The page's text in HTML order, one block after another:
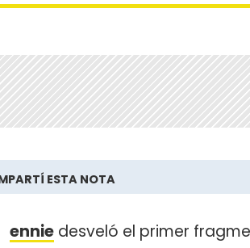
ESTA NOTA
ennie desveló el primer